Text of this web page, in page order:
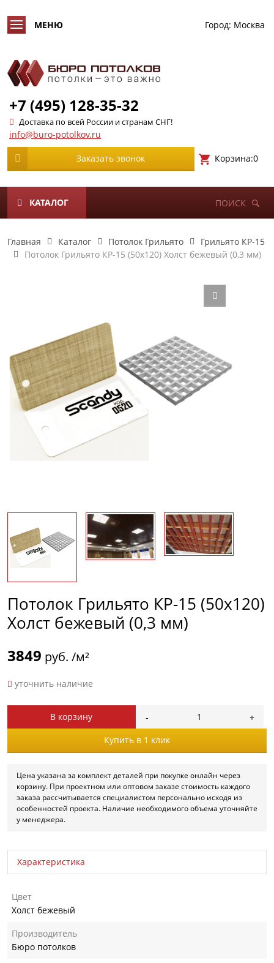
Город: Москва
+7 (495) 128-35-32
Доставка по всей России и странам СНГ!
info@buro-potolkov.ru
Заказать звонок Корзина:0
КАТАЛОГ ПОИСК
Главная Каталог Потолок Грильято
Грильято КР-15
Потолок Грильято КР-15 (50х120) Холст бежевый (0,3 мм)
Потолок Грильято КР-15 (50х120)
Холст бежевый (0,3 мм)
3849 руб. /м²
уточнить наличие
В корзину
Купить в 1 клик
Цена указана за комплект деталей при покупке онлайн через
корзину. При проектном или оптовом заказе стоимость каждого
заказа рассчитывается специалистом персонально исходя из
особенностей проекта. Наличие необходимого объема уточняйте
у менеджера.
Характеристика
Цвет
Холст бежевый
Производитель
Бюро потолков